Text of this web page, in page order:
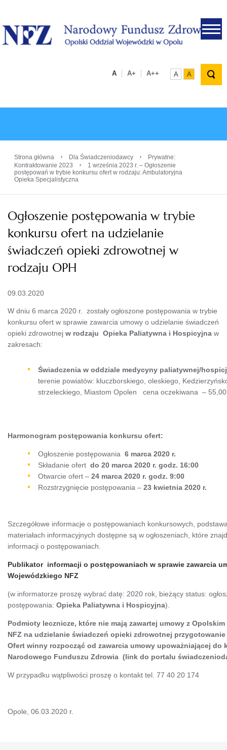
.
A A+ A++ A A
Strona główna › Dla Świadczeniodawcy ›
Prywatne:
Kontraktowanie 2023
›
1 września 2023 r. – Ogłoszenie
postępowań w trybie konkursu ofert w rodzaju: Ambulatoryjna
Opieka Specjalistyczna
Ogłoszenie postępowania w trybie
konkursu ofert na udzielanie
świadczeń opieki zdrowotnej w
rodzaju OPH
09.03.2020
W dniu 6 marca 2020 r. zostały ogłoszone postępowania w trybie
konkursu ofert w sprawie zawarcia umowy o udzielanie świadczeń
opieki zdrowotnej w rodzaju Opieka Paliatywna i Hospicyjna w
zakresach:
Świadczenia w oddziale medycyny paliatywnej/
terenie powiatów: kluczborskiego, oleskiego,
strzeleckiego, Miastom Opolen cena oczekiwana – 55,00
Harmonogram postępowania konkursu ofert:
Ogłoszenie postępowania 6 marca 2020 r.
Składanie ofert do 20 marca 2020 r. godz. 16:00
Otwarcie ofert – 24 marca 2020 r. godz. 9:00
Rozstrzygnięcie postępowania – 23 kwietnia 2020 r.
Szczegółowe informacje o postępowaniach konkursowych,
materiałach informacyjnych dostępne są w ogłoszeniach, które
informacji o postępowaniach.
Publikator informacji o postępowaniach w sprawie zawarcia
Wojewódzkiego NFZ
(w informatorze proszę wybrać datę: 2020 rok, bieżący status:
postępowania: Opieka Paliatywna i Hospicyjna).
Podmioty lecznicze, które nie mają zawartej umowy z Opolskim
NFZ na udzielanie świadczeń opieki zdrowotnej
Ofert winny rozpocząć od zawarcia umowy upoważniającej do
Narodowego Funduszu Zdrowia (link do portalu
W przypadku wątpliwości proszę o kontakt tel. 77 40 20 174
Opole, 06.03.2020 r.